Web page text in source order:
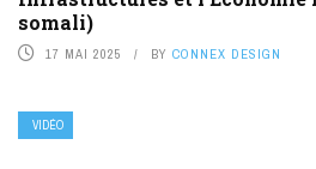
somali)
17 MAI 2025 BY CONNEX DESIGN
VIDÉO